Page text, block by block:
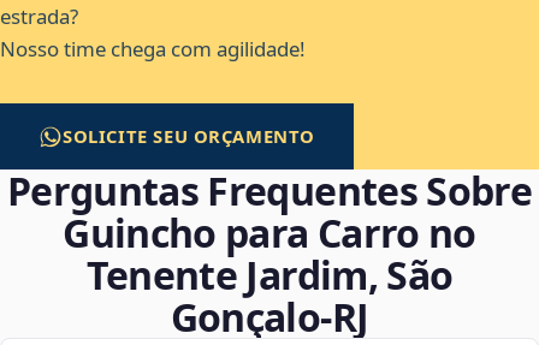
estrada?
Nosso time chega com agilidade!
SOLICITE SEU ORÇAMENTO
Perguntas Frequentes Sobre
Guincho para Carro no
Tenente Jardim, São
Gonçalo‑RJ